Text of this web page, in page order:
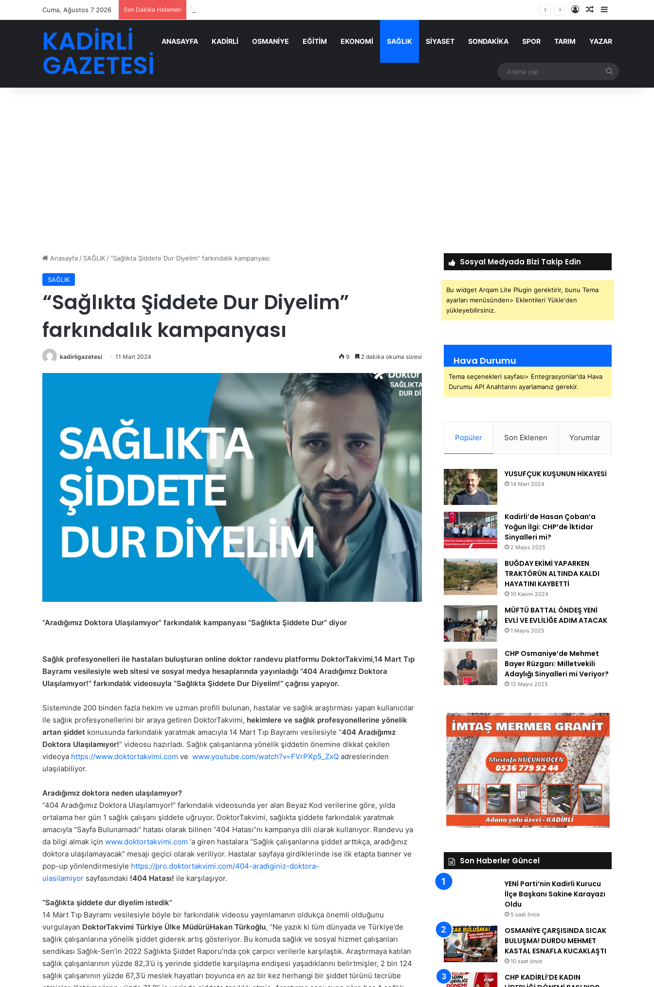
Cuma, Ağustos 7 2026 Son Dakika Haberleri YENİ Parti’nin Kadirli Kurucu İlçe Başkanı Sakine Karayazı Oldu Kayıt OlRastgele Makale
Kenar
KADİRLİ
GAZETESİ
ANASAYFA KADİRLİ OSMANİYE EĞİTİM EKONOMİ SAĞLIK SİYASET SONDAKİKA SPOR TARIM YAZAR
yap
Anasayfa / SAĞLIK /“Sağlıkta Şiddete Dur Diyelim” farkındalık kampanyası
SAĞLIK
“Sağlıkta Şiddete Dur Diyelim”
farkındalık kampanyası
kadirligazetesi 11 Mart 2024 9 2 dakika okuma süresi
“Aradığımız Doktora Ulaşılamıyor” farkındalık kampanyası “Sağlıkta Şiddete Dur” diyor
Sağlık profesyonelleri ile hastaları buluşturan online doktor randevu platformu DoktorTakvimi,14 Mart Tıp
Bayramı vesilesiyle web sitesi ve sosyal medya hesaplarında yayınladığı “404 Aradığımız Doktora
Ulaşılamıyor!” farkındalık videosuyla “Sağlıkta Şiddete Dur Diyelim!” çağrısı yapıyor.
Sisteminde 200 binden fazla hekim ve uzman profili bulunan, hastalar ve sağlık araştırması yapan kullanıcılar
ile sağlık profesyonellerini bir araya getiren DoktorTakvimi, hekimlere ve sağlık profesyonellerine yönelik
artan şiddet konusunda farkındalık yaratmak amacıyla 14 Mart Tıp Bayramı vesilesiyle “404 Aradığımız
Doktora Ulaşılamıyor!” videosu hazırladı. Sağlık çalışanlarına yönelik şiddetin önemine dikkat çekilen
videoya https://www.doktortakvimi.com ve www.youtube.com/watch?v=FVrPXp5_ZxQ adreslerinden
ulaşılabiliyor.
Aradığımız doktora neden ulaşılamıyor?
“404 Aradığımız Doktora Ulaşılamıyor!” farkındalık videosunda yer alan Beyaz Kod verilerine göre, yılda
ortalama her gün 1 sağlık çalışanı şiddete uğruyor. DoktorTakvimi, sağlıkta şiddete farkındalık yaratmak
amacıyla “Sayfa Bulunamadı” hatası olarak bilinen “404 Hatası”nı kampanya dili olarak kullanıyor. Randevu ya
da bilgi almak için www.doktortakvimi.com ‘a giren hastalara “Sağlık çalışanlarına şiddet arttıkça, aradığınız
doktora ulaşılamayacak” mesajı geçici olarak veriliyor. Hastalar sayfaya girdiklerinde ise ilk etapta banner ve
pop-up yönlendirmesiyle https://pro.doktortakvimi.com/404-aradiginiz-doktora-
ulasilamiyor sayfasındaki !404 Hatası! ile karşılaşıyor.
“Sağlıkta şiddete dur diyelim istedik”
14 Mart Tıp Bayramı vesilesiyle böyle bir farkındalık videosu yayınlamanın oldukça önemli olduğunu
vurgulayan DoktorTakvimi Türkiye Ülke MüdürüHakan Türkoğlu, “Ne yazık ki tüm dünyada ve Türkiye’de
sağlık çalışanlarına yönelik şiddet giderek artış gösteriyor. Bu konuda sağlık ve sosyal hizmet çalışanları
sendikası Sağlık-Sen’in 2022 Sağlıkta Şiddet Raporu’nda çok çarpıcı verilerle karşılaştık. Araştırmaya katılan
sağlık çalışanlarının yüzde 82,3’ü iş yerinde şiddetle karşılaşma endişesi yaşadıklarını belirtmişler, 2 bin 124
sağlık çalışanının yüzde 67,3’ü meslek hayatları boyunca en az bir kez herhangi bir şiddet türünü tecrübe
Sosyal Medyada Bizi Takip Edin
Bu widget Arqam Lite Plugin gerektirir, bunu Tema
ayarları menüsünden> Eklentileri Yükle'den
yükleyebilirsiniz.
Hava Durumu
Tema seçenekleri sayfası> Entegrasyonlar'da Hava
Durumu API Anahtarını ayarlamanız gerekir.
Popüler Son Eklenen Yorumlar
YUSUFÇUK KUŞUNUN HİKAYESİ
14 Mart 2024
Kadirli’de Hasan Çoban’a
Yoğun İlgi: CHP’de İktidar
Sinyalleri mi?
2 Mayıs 2025
BUĞDAY EKİMİ YAPARKEN
TRAKTÖRÜN ALTINDA KALDI
HAYATINI KAYBETTİ
10 Kasım 2024
MÜFTÜ BATTAL ÖNDEŞ YENİ
EVLİ VE EVLİLİĞE ADIM ATACAK
1 Mayıs 2025
CHP Osmaniye’de Mehmet
Bayer Rüzgarı: Milletvekili
Adaylığı Sinyalleri mi Veriyor?
12 Mayıs 2025
Son Haberler Güncel
YENİ Parti’nin Kadirli Kurucu
İlçe Başkanı Sakine Karayazı
Oldu
5 saat önce
OSMANİYE ÇARŞISINDA SICAK
BULUŞMA! DURDU MEHMET
KASTAL ESNAFLA KUCAKLAŞTI
10 saat önce
CHP KADİRLİ’DE KADIN